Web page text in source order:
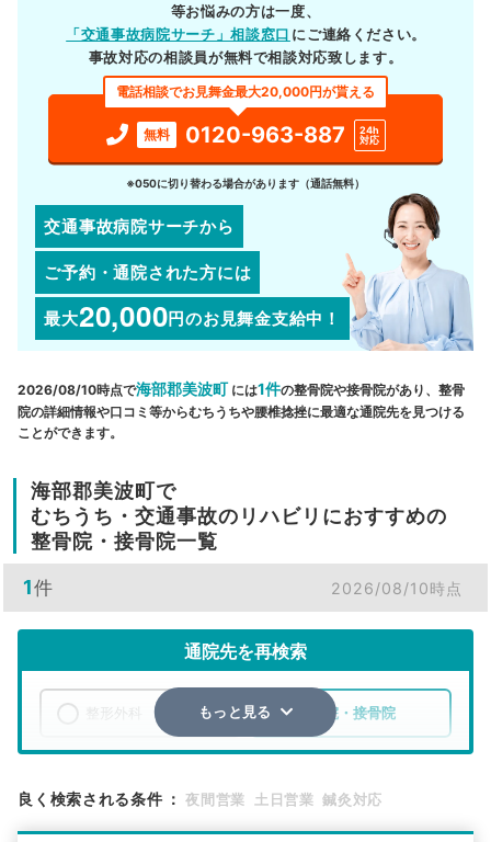
等お悩みの方は一度、
「交通事故病院サーチ」相談窓口 にご連絡ください。
事故対応の相談員が無料で相談対応致します。
電話相談でお見舞金最大20,000円が貰える
無料 0120-963-887
24h
対応
※050に切り替わる場合があります（通話無料）
交通事故病院サーチから
ご予約・通院された方には
最大20,000円のお見舞金支給中！
2026/08/10時点で海部郡美波町 には1件の整骨院や接骨院があり、整骨
院の詳細情報や口コミ等からむちうちや腰椎捻挫に最適な通院先を見つける
ことができます。
海部郡美波町で
むちうち・交通事故のリハビリにおすすめの
整骨院・接骨院一覧
1件 2026/08/10時点
通院先を再検索
整骨院・接骨院
検索する
もっと見る
良く検索される条件 ： 夜間営業 土日営業 鍼灸対応